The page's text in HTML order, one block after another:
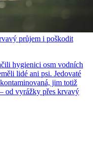
průjem i poškodit
hygienici osm vodních
lidé ani psi. Jedovaté
jim totiž
od vyrážky přes krvavý